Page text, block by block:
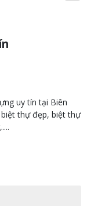
uy tín tại Biên
thự đẹp, biệt thự